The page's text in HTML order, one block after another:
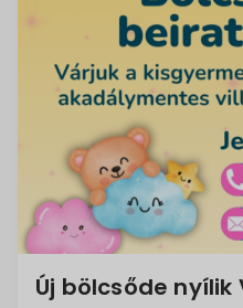
Új bölcsőde nyílik